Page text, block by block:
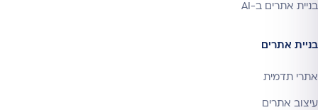
בניית אתרים ב-AI
בניית אתרים
אתרי תדמית
עיצוב אתרים